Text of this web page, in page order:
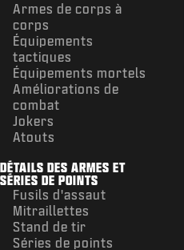
Armes de corps à
corps
Équipements
tactiques
Équipements mortels
Améliorations de
combat
Jokers
Atouts
DÉTAILS DES ARMES ET
SÉRIES DE POINTS
Fusils d'assaut
Mitraillettes
Stand de tir
Séries de points